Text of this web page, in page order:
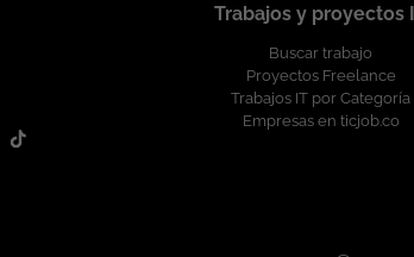
Trabajos y proyectos
Buscar trabajo
Proyectos Freelance
Trabajos IT por Categoría
Empresas en ticjob.co